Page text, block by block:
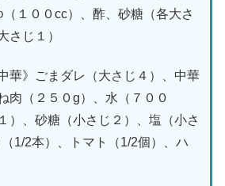
１００cc）、酢、砂糖（各大さ
さじ１）
華》ごまダレ（大さじ４）、中華
肉（２５０g）、水（７００
）、砂糖（小さじ２）、塩（小さ
1/2本）、トマト（1/2個）、ハ